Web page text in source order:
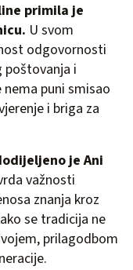
primila je
U svom
odgovornosti
poštovanja i
puni smisao
i briga za
je Ani
važnosti
znanja kroz
se tradicija ne
prilagodbom